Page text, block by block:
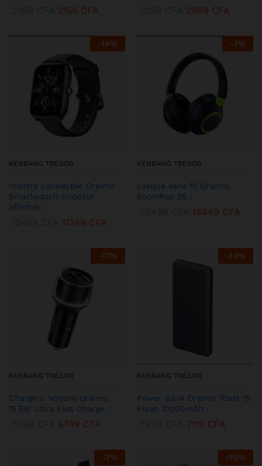
2159 CFA 2969 CFA
-14%
KENBANG TRÉSOR
montre connectée Oraimo
Smartwatch (modèle
affiché) :
11249 CFA
-7%
KENBANG TRÉSOR
casque sans fil Oraimo
BoomPop 2S :
18449 CFA
-17%
KENBANG TRÉSOR
Chargeur voiture Oraimo
15.5W Ultra Fast Charge :
6749 CFA
-14%
KENBANG TRÉSOR
Power Bank Oraimo Toast 15
Flash 10000mAh :
7110 CFA
-7% -10%